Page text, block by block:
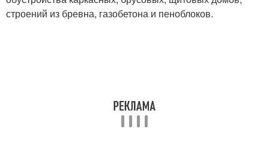
строений из бревна, газобетона и пеноблоков.